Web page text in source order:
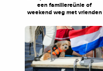
een familiereünie of
weekend weg met vrienden